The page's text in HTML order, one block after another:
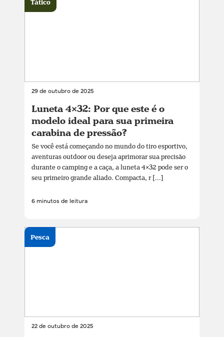
29 de outubro de 2025
Luneta 4×32: Por que este é o
modelo ideal para sua primeira
carabina de pressão?
Se você está começando no mundo do tiro esportivo,
aventuras outdoor ou deseja aprimorar sua precisão
durante o camping e a caça, a luneta 4×32 pode ser o
seu primeiro grande aliado. Compacta, r [...]
6 minutos de leitura
Tático
22 de outubro de 2025
Pesca